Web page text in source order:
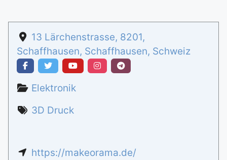
13 Lärchenstrasse, 8201,
Schaffhausen, Schaffhausen, Schweiz
Elektronik
3D Druck
https://makeorama.de/